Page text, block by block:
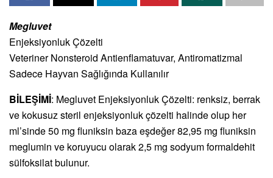
Megluvet
Enjeksiyonluk Çözelti
Veteriner Nonsteroid Antienflamatuvar, Antiromatizmal
Sadece Hayvan Sağlığında Kullanılır
BİLEŞİMİ: Megluvet Enjeksiyonluk Çözelti: renksiz, berrak
ve kokusuz steril enjeksiyonluk çözelti halinde olup her
ml’sinde 50 mg fluniksin baza eşdeğer 82,95 mg fluniksin
meglumin ve koruyucu olarak 2,5 mg sodyum formaldehit
sülfoksilat bulunur.